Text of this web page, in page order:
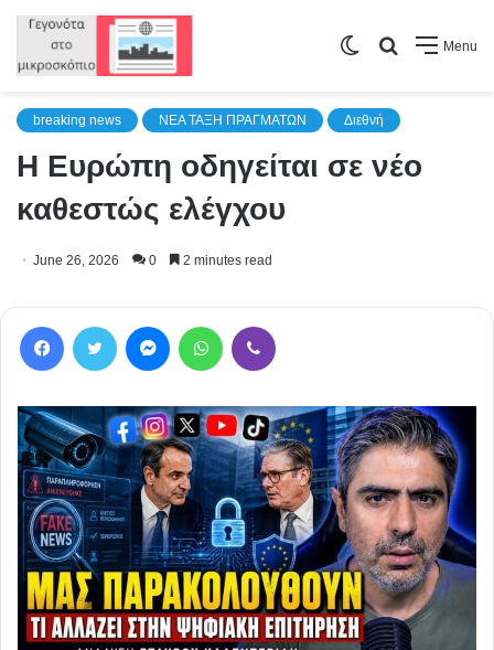
Menu
Search
Switch
breaking news NEA TAΞΗ ΠΡΑΓΜΑΤΩΝ Διεθνή
Η Ευρώπη οδηγείται σε νέο
καθεστώς ελέγχου
June 26, 2026 0 2 minutes read